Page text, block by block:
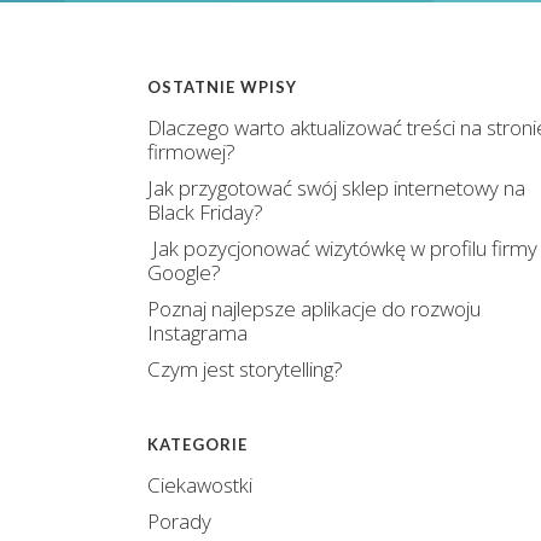
OSTATNIE WPISY
Dlaczego warto aktualizować treści na
firmowej?
Jak przygotować swój sklep internetowy na
Black Friday?
Jak pozycjonować wizytówkę w profilu firmy
Google?
Poznaj najlepsze aplikacje do rozwoju
Instagrama
Czym jest storytelling?
KATEGORIE
Ciekawostki
Porady